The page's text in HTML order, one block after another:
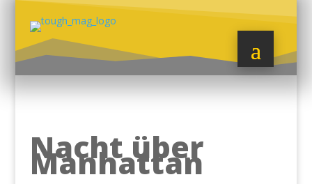
Nacht über
Manhattan